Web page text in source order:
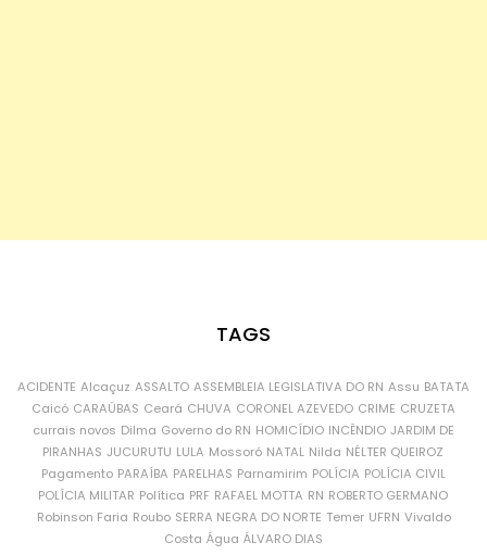
TAGS
ACIDENTE Alcaçuz ASSALTO ASSEMBLEIA LEGISLATIVA DO RN Assu BATATA
Caicó CARAÚBAS Ceará CHUVA CORONEL AZEVEDO CRIME CRUZETA
currais novos Dilma Governo do RN HOMICÍDIO INCÊNDIO JARDIM DE
PIRANHAS JUCURUTU LULA Mossoró NATAL Nilda NÉLTER QUEIROZ
Pagamento PARAÍBA PARELHAS Parnamirim POLÍCIA POLÍCIA CIVIL
POLÍCIA MILITAR Política PRF RAFAEL MOTTA RN ROBERTO GERMANO
Robinson Faria Roubo SERRA NEGRA DO NORTE Temer UFRN Vivaldo
Costa Água ÁLVARO DIAS